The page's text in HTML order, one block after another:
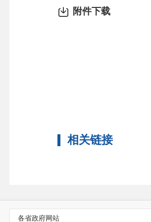
附件下载
相关链接
各省政府网站